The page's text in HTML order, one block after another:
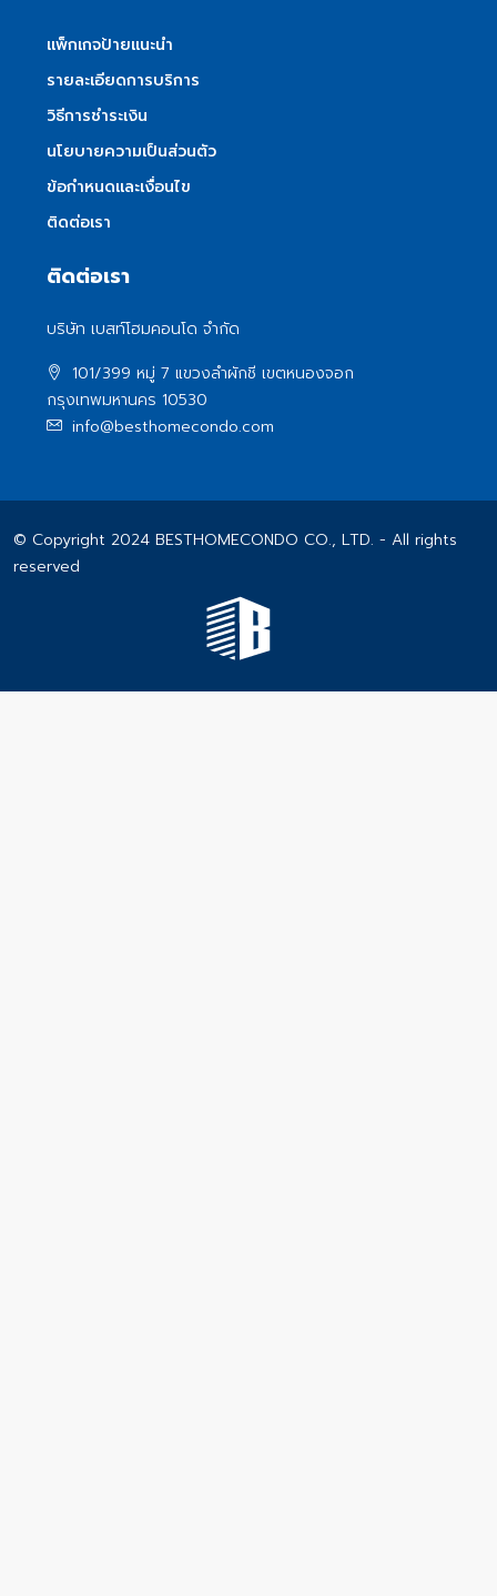
แพ็กเกจป้ายแนะนำ
รายละเอียดการบริการ
วิธีการชำระเงิน
นโยบายความเป็นส่วนตัว
ข้อกำหนดและเงื่อนไข
ติดต่อเรา
ติดต่อเรา
บริษัท เบสท์โฮมคอนโด จำกัด
101/399 หมู่ 7 แขวงลําผักชี เขตหนองจอก
กรุงเทพมหานคร 10530
info@besthomecondo.com
© Copyright 2024 BESTHOMECONDO CO., LTD. - All rights
reserved